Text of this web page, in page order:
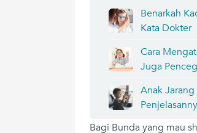
Benarkah
Kata Dokter
Cara
Juga
Anak
Bagi Bunda yang mau